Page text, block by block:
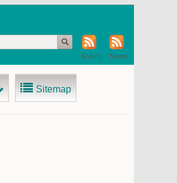
News
Event
Sitemap